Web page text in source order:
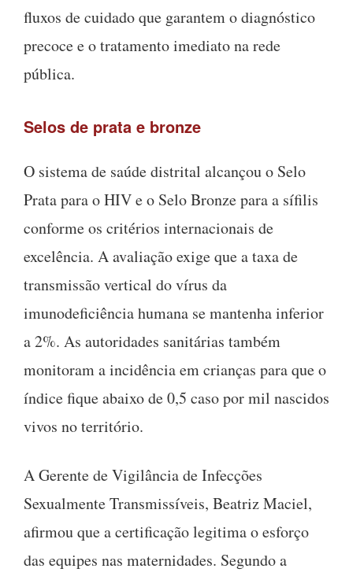
fluxos de cuidado que garantem o diagnóstico
precoce e o tratamento imediato na rede
pública.
Selos de prata e bronze
O sistema de saúde distrital alcançou o Selo
Prata para o HIV e o Selo Bronze para a sífilis
conforme os critérios internacionais de
excelência. A avaliação exige que a taxa de
transmissão vertical do vírus da
imunodeficiência humana se mantenha inferior
a 2%. As autoridades sanitárias também
monitoram a incidência em crianças para que o
índice fique abaixo de 0,5 caso por mil nascidos
vivos no território.
A Gerente de Vigilância de Infecções
Sexualmente Transmissíveis, Beatriz Maciel,
afirmou que a certificação legitima o esforço
das equipes nas maternidades. Segundo a